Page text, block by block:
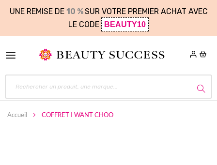
UNE REMISE DE 10 %SUR VOTRE PREMIER ACHAT AVEC
LE CODE
BEAUTY10
Accueil COFFRET I WANT CHOO